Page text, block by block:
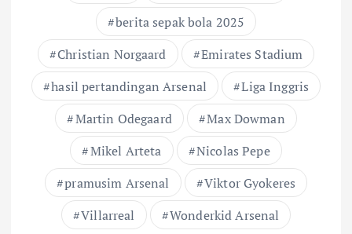
berita sepak bola 2025
Christian Norgaard
Emirates Stadium
hasil pertandingan Arsenal
Liga Inggris
Martin Odegaard
Max Dowman
Mikel Arteta
Nicolas Pepe
pramusim Arsenal
Viktor Gyokeres
Villarreal
Wonderkid Arsenal